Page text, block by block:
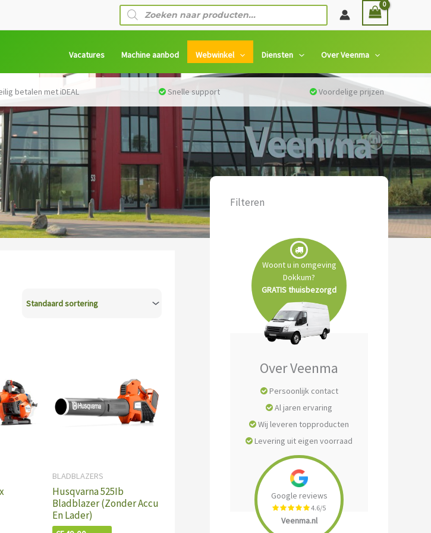
Producten
zoeken
Vacatures Machine aanbod Webwinkel Diensten Over Veenma
BLADBLAZERS
Husqvarna 525Ib
Bladblazer (Zonder Accu
En Lader)
Filteren
Woont u in omgeving
Dokkum?
GRATIS thuisbezorgd
Over Veenma
Persoonlijk contact
Al jaren ervaring
Wij leveren topproducten
Levering uit eigen voorraad
Google reviews
4.6/5
Veenma.nl
betalen met iDEAL Snelle support Voordelige prijzen